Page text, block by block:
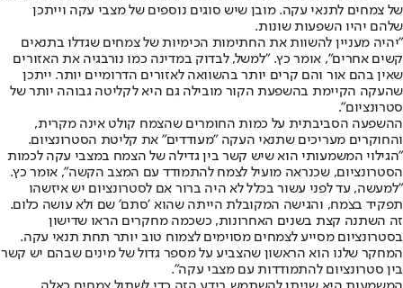
של צמחים לתנאי עקה. מובן שיש סוגים נוספים של מצבי עקה וייתכן
שלהם יהיו השפעות שונות.
"יהיה מעניין להשוות את החתימות הכימיות של צמחים שגדלו בתנאים
קשים אחרים", אומר כץ. "למשל, לבדוק במדינה כמו נורבגיה את האזורים
שאין בהם אור והם קרים יותר בהשוואה לאזורים הדרומיים יותר. ייתכן
שהעקה הקיימת בהשפעת הקור מובילה גם היא לקליטה גבוהה יותר של
סטרונציום".
ההשפעה הסביבתית על כמות החומרים שהצמח קולט אינה מקרית,
והחוקרים מעריכים שתנאי העקה "מעודדים" את קליטת הסטרונציום.
"הגילוי המשמעותי הוא שיש קשר בין גדילה של הצמח במצבי עקה לכמות
הסטרונציום, שכנראה מועיל לצמח להתמודד עם המצב הקשה", אומר כץ.
"למעשה, עד לפני עשור בכלל לא היה ברור אם לסטרונציום יש איזשהו
תפקיד בצמח, והגישה המקובלת הייתה שהוא ׳סתם׳ שם ולא עושה כלום.
זה השתנה קצת בשנים האחרונות, כשכמה מחקרים הראו שדישון
בסטרונציום מסייע לצמחים מסוימים לצמוח טוב יותר תחת תנאי עקה.
המחקר שלנו הוא הראשון שהצביע על מספר גדול של מינים שבהם יש קשר
בין סטרונציום להתמודדות עם מצבי עקה".